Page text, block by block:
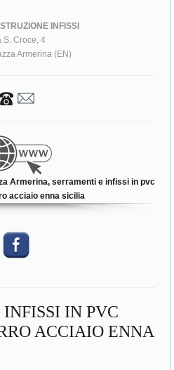
Armerina (EN)
Armerina, serramenti e infissi in pvc
acciaio enna sicilia
ACCIAIO ENNA